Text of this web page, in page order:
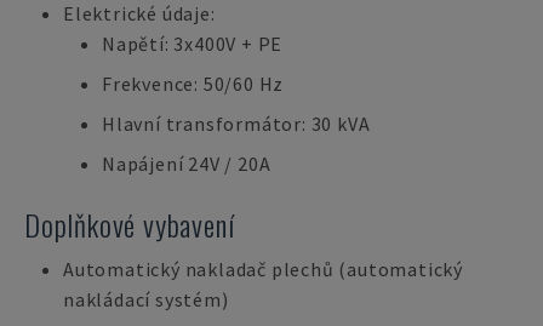
Elektrické údaje:
Napětí: 3x400V + PE
Frekvence: 50/60 Hz
Hlavní transformátor: 30 kVA
Napájení 24V / 20A
Doplňkové vybavení
Automatický nakladač plechů (automatický
nakládací systém)